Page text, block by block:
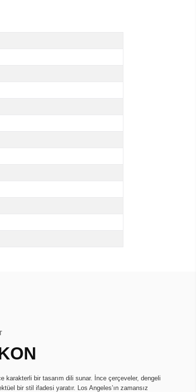
karakterli bir tasarım dili sunar. İnce çerçeveler, dengeli
bir stil ifadesi yaratır. Los Angeles’ın zamansız